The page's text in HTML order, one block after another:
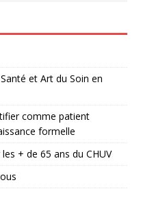
et Art du Soin en
comme patient
formelle
+ de 65 ans du CHUV